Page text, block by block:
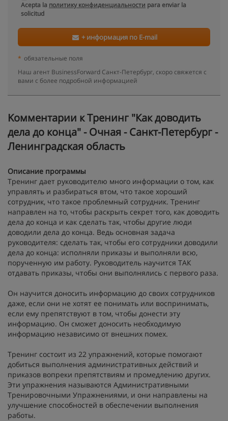
Acepta la политику конфиденциальности para enviar la
solicitud
+ информация по E-mail
* обязательные поля
Наш агент BusinessForward Санкт-Петербург, скоро свяжется с
вами с более подробной информацией
Kомментарии к Тренинг "Как доводить
дела до конца" - Очная - Санкт-Петербург -
Ленинградская область
Описание программы
Тренинг дает руководителю много информации о том, как
управлять и разбираться втом, что такое хороший
сотрудник, что такое проблемный сотрудник. Тренинг
направлен на то, чтобы раскрыть секрет того, как доводить
дела до конца и как сделать так, чтобы другие люди
доводили дела до конца. Ведь основная задача
руководителя: сделать так, чтобы его сотрудники доводили
дела до конца: исполняли приказы и выполняли всю,
порученную им работу. Руководитель научится ТАК
отдавать приказы, чтобы они выполнялись с первого раза.
Он научится доносить информацию до своих сотрудников
даже, если они не хотят ее понимать или воспринимать,
если ему препятствуют в том, чтобы донести эту
информацию. Он сможет доносить необходимую
информацию независимо от внешних помех.
Тренинг состоит из 22 упражнений, которые помогают
добиться выполнения административных действий и
приказов вопреки препятствиям и промедлению других.
Эти упражнения называются Административными
Тренировочными Упражнениями, и они направлены на
улучшение способностей в обеспечении выполнения
работы.